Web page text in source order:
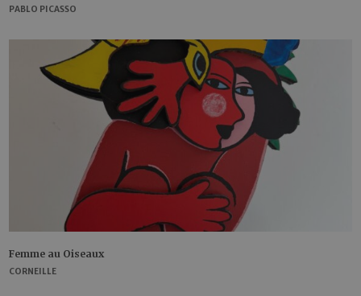
PABLO PICASSO
Femme au Oiseaux
CORNEILLE